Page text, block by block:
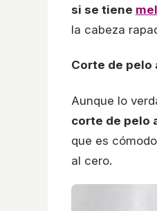
si se tiene
la cabeza
Corte de pelo
Aunque lo
corte de pelo
que es
al cero.